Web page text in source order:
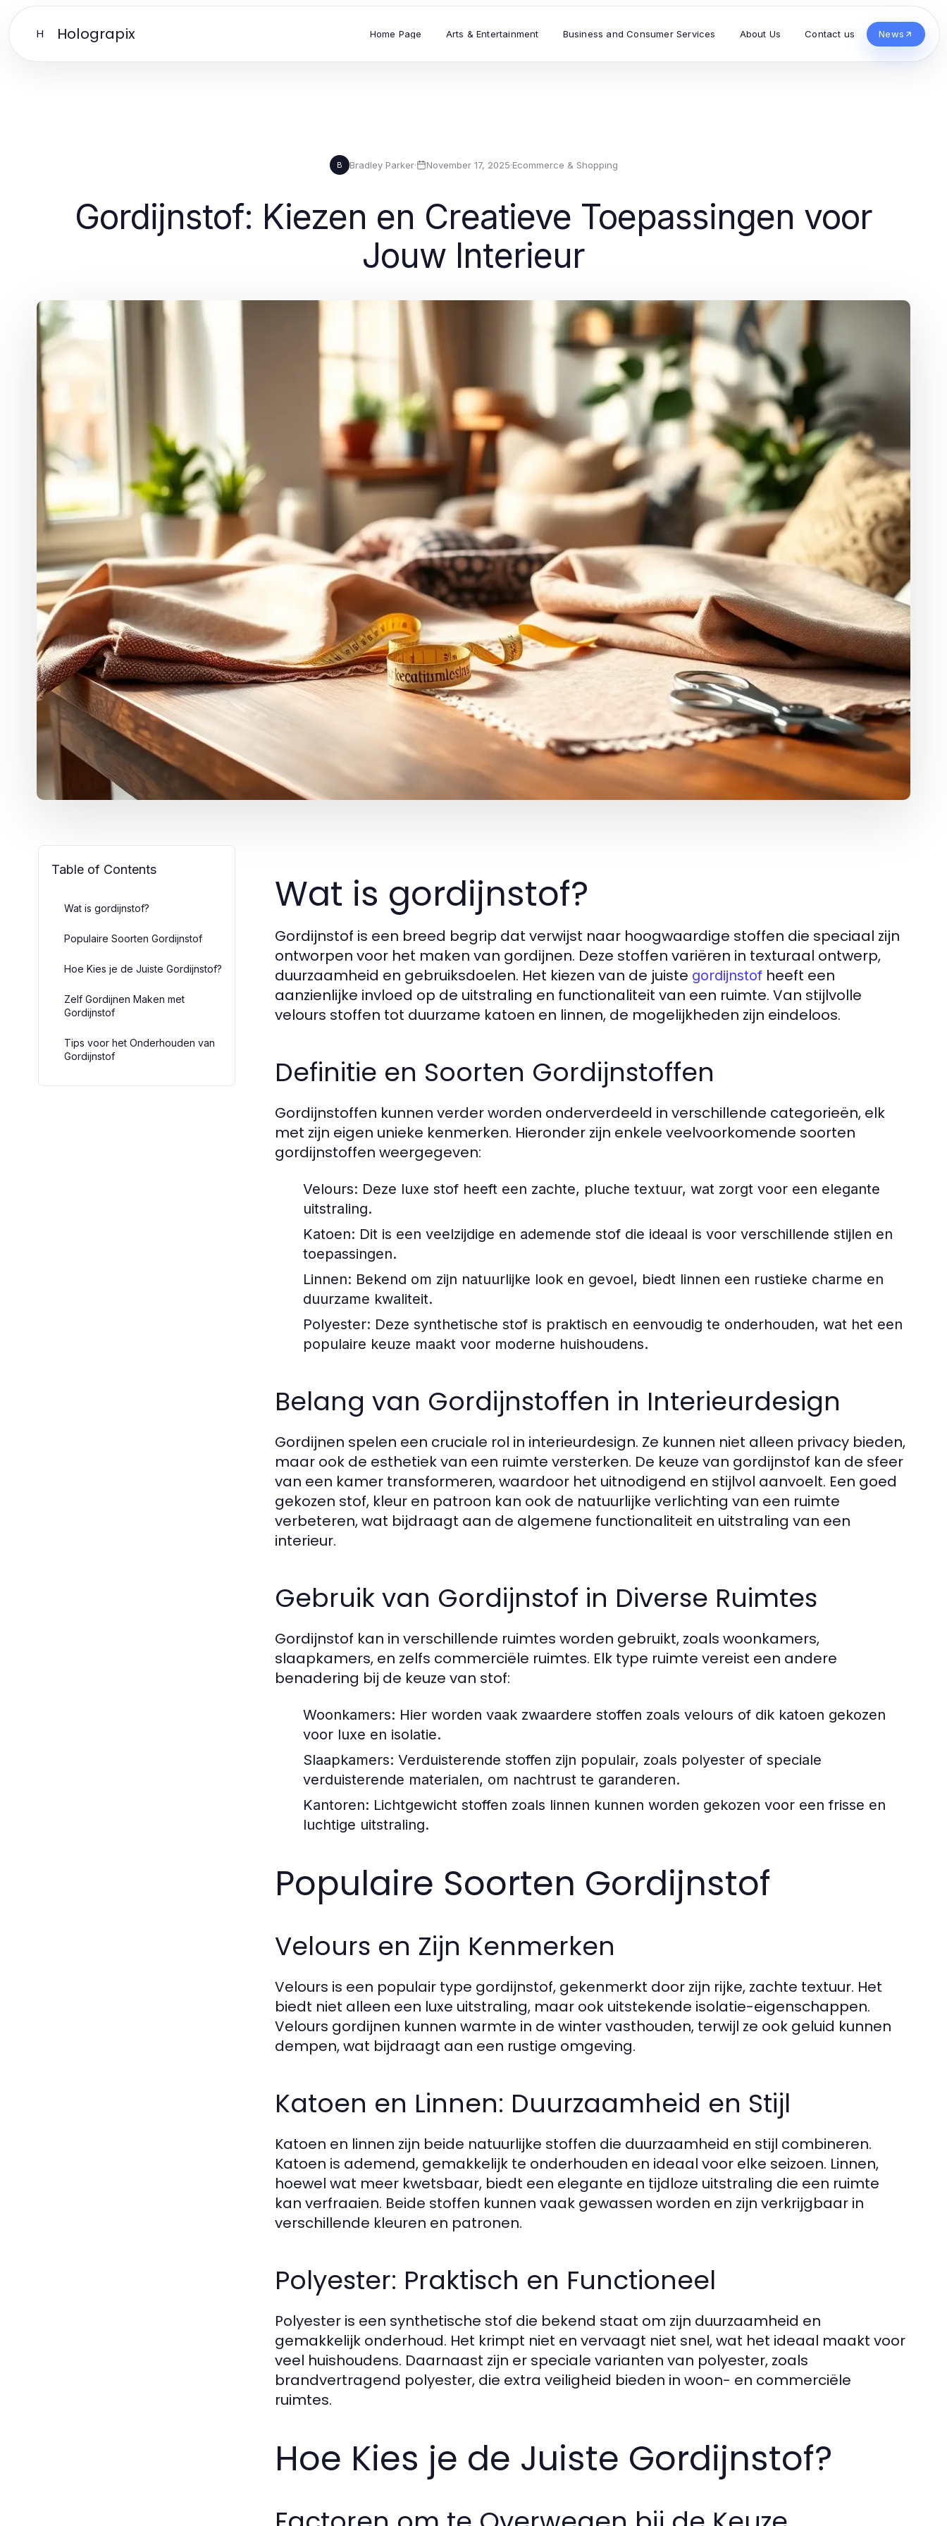
H Holograpix Home Page Arts & Entertainment Business and Consumer Services About Us Contact us News
B Bradley Parker· November 17, 2025·Ecommerce & Shopping
Gordijnstof: Kiezen en Creatieve Toepassingen voor
Jouw Interieur
Table of Contents
Wat is gordijnstof?
Populaire Soorten Gordijnstof
Hoe Kies je de Juiste Gordijnstof?
Zelf Gordijnen Maken met
Gordijnstof
Tips voor het Onderhouden van
Gordijnstof
Wat is gordijnstof?
Gordijnstof is een breed begrip dat verwijst naar hoogwaardige stoffen die speciaal zijn
ontworpen voor het maken van gordijnen. Deze stoffen variëren in texturaal ontwerp,
duurzaamheid en gebruiksdoelen. Het kiezen van de juiste gordijnstof heeft een
aanzienlijke invloed op de uitstraling en functionaliteit van een ruimte. Van stijlvolle
velours stoffen tot duurzame katoen en linnen, de mogelijkheden zijn eindeloos.
Definitie en Soorten Gordijnstoffen
Gordijnstoffen kunnen verder worden onderverdeeld in verschillende categorieën, elk
met zijn eigen unieke kenmerken. Hieronder zijn enkele veelvoorkomende soorten
gordijnstoffen weergegeven:
Velours: Deze luxe stof heeft een zachte, pluche textuur, wat zorgt voor een elegante
uitstraling.
Katoen: Dit is een veelzijdige en ademende stof die ideaal is voor verschillende stijlen en
toepassingen.
Linnen: Bekend om zijn natuurlijke look en gevoel, biedt linnen een rustieke charme en
duurzame kwaliteit.
Polyester: Deze synthetische stof is praktisch en eenvoudig te onderhouden, wat het een
populaire keuze maakt voor moderne huishoudens.
Belang van Gordijnstoffen in Interieurdesign
Gordijnen spelen een cruciale rol in interieurdesign. Ze kunnen niet alleen privacy bieden,
maar ook de esthetiek van een ruimte versterken. De keuze van gordijnstof kan de sfeer
van een kamer transformeren, waardoor het uitnodigend en stijlvol aanvoelt. Een goed
gekozen stof, kleur en patroon kan ook de natuurlijke verlichting van een ruimte
verbeteren, wat bijdraagt aan de algemene functionaliteit en uitstraling van een
interieur.
Gebruik van Gordijnstof in Diverse Ruimtes
Gordijnstof kan in verschillende ruimtes worden gebruikt, zoals woonkamers,
slaapkamers, en zelfs commerciële ruimtes. Elk type ruimte vereist een andere
benadering bij de keuze van stof:
Woonkamers: Hier worden vaak zwaardere stoffen zoals velours of dik katoen gekozen
voor luxe en isolatie.
Slaapkamers: Verduisterende stoffen zijn populair, zoals polyester of speciale
verduisterende materialen, om nachtrust te garanderen.
Kantoren: Lichtgewicht stoffen zoals linnen kunnen worden gekozen voor een frisse en
luchtige uitstraling.
Populaire Soorten Gordijnstof
Velours en Zijn Kenmerken
Velours is een populair type gordijnstof, gekenmerkt door zijn rijke, zachte textuur. Het
biedt niet alleen een luxe uitstraling, maar ook uitstekende isolatie-eigenschappen.
Velours gordijnen kunnen warmte in de winter vasthouden, terwijl ze ook geluid kunnen
dempen, wat bijdraagt aan een rustige omgeving.
Katoen en Linnen: Duurzaamheid en Stijl
Katoen en linnen zijn beide natuurlijke stoffen die duurzaamheid en stijl combineren.
Katoen is ademend, gemakkelijk te onderhouden en ideaal voor elke seizoen. Linnen,
hoewel wat meer kwetsbaar, biedt een elegante en tijdloze uitstraling die een ruimte
kan verfraaien. Beide stoffen kunnen vaak gewassen worden en zijn verkrijgbaar in
verschillende kleuren en patronen.
Polyester: Praktisch en Functioneel
Polyester is een synthetische stof die bekend staat om zijn duurzaamheid en
gemakkelijk onderhoud. Het krimpt niet en vervaagt niet snel, wat het ideaal maakt voor
veel huishoudens. Daarnaast zijn er speciale varianten van polyester, zoals
brandvertragend polyester, die extra veiligheid bieden in woon- en commerciële
ruimtes.
Hoe Kies je de Juiste Gordijnstof?